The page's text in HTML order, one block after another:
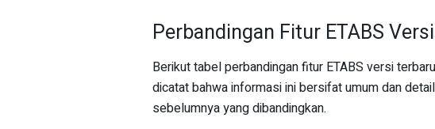
Perbandingan Fitur ETABS
Berikut tabel perbandingan fitur ETABS versi
dicatat bahwa informasi ini bersifat umum dan
sebelumnya yang dibandingkan.